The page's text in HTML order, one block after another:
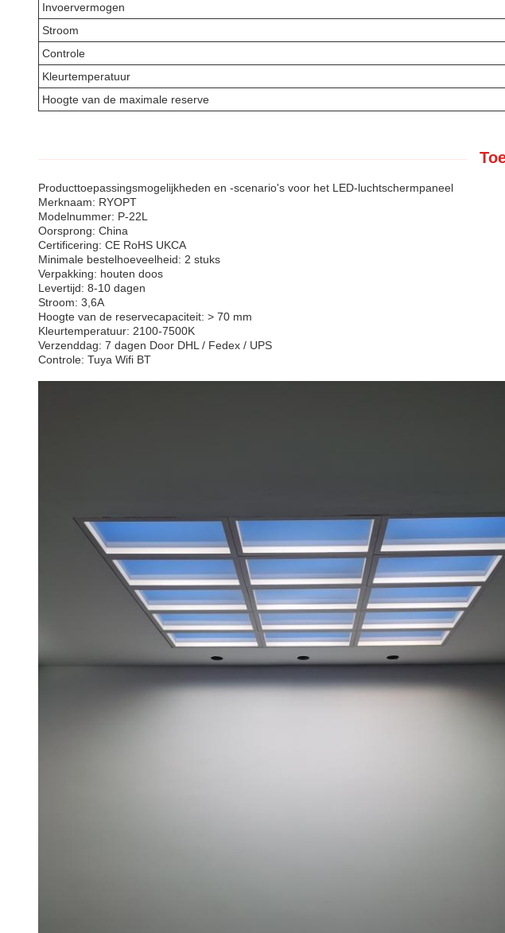
Invoervermogen
Stroom
Controle
Kleurtemperatuur
Hoogte van de maximale reserve
Producttoepassingsmogelijkheden en -scenario's voor het LED-luchtschermpaneel
Merknaam: RYOPT
Modelnummer: P-22L
Oorsprong: China
Certificering: CE RoHS UKCA
Minimale bestelhoeveelheid: 2 stuks
Verpakking: houten doos
Levertijd: 8-10 dagen
Stroom: 3,6A
Hoogte van de reservecapaciteit: > 70 mm
Kleurtemperatuur: 2100-7500K
Verzenddag: 7 dagen Door DHL / Fedex / UPS
Controle: Tuya Wifi BT